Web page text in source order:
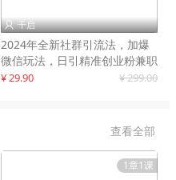
 千启
2024年全新社群引流法，加爆
微信玩法，日引精准创业粉兼职
粉200+
¥ 29.90 ¥ 299.00
查看全部
1章1课